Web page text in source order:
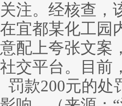
注。经核查，
宜都某化工园
配上夸张文案
交平台。目前
罚款200元的